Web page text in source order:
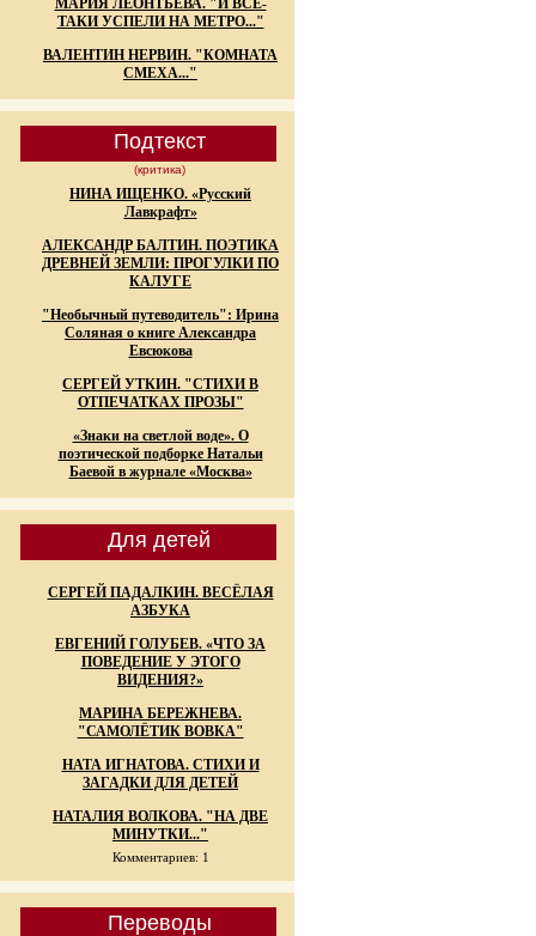
МАРИЯ ЛЕОНТЬЕВА. "И ВСЁ-
ТАКИ УСПЕЛИ НА МЕТРО..."
ВАЛЕНТИН НЕРВИН. "КОМНАТА
СМЕХА..."
Подтекст
(критика)
НИНА ИЩЕНКО. «Русский
Лавкрафт»
АЛЕКСАНДР БАЛТИН. ПОЭТИКА
ДРЕВНЕЙ ЗЕМЛИ: ПРОГУЛКИ ПО
КАЛУГЕ
"Необычный путеводитель": Ирина
Соляная о книге Александра
Евсюкова
СЕРГЕЙ УТКИН. "СТИХИ В
ОТПЕЧАТКАХ ПРОЗЫ"
«Знаки на светлой воде». О
поэтической подборке Натальи
Баевой в журнале «Москва»
Для детей
СЕРГЕЙ ПАДАЛКИН. ВЕСЁЛАЯ
АЗБУКА
ЕВГЕНИЙ ГОЛУБЕВ. «ЧТО ЗА
ПОВЕДЕНИЕ У ЭТОГО
ВИДЕНИЯ?»
МАРИНА БЕРЕЖНЕВА.
"САМОЛЁТИК ВОВКА"
НАТА ИГНАТОВА. СТИХИ И
ЗАГАДКИ ДЛЯ ДЕТЕЙ
НАТАЛИЯ ВОЛКОВА. "НА ДВЕ
МИНУТКИ..."
Комментариев: 1
Переводы